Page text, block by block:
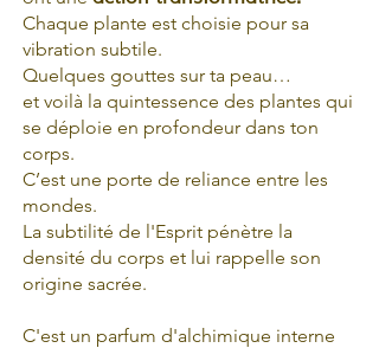
Chaque plante est choisie pour sa
vibration subtile.
Quelques gouttes sur ta peau…
et voilà la quintessence des plantes qui
se déploie en profondeur dans ton
corps.
C’est une porte de reliance entre les
mondes.
La subtilité de l'Esprit pénètre la
densité du corps et lui rappelle son
origine sacrée.
​C'est un parfum d'alchimique interne